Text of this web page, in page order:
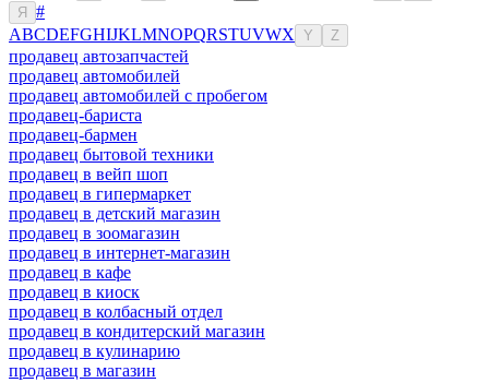
Я
#
ABCDEFGHIJKLMNOPQRSTUVWX Y Z
продавец автозапчастей
продавец автомобилей
продавец автомобилей с пробегом
продавец-бариста
продавец-бармен
продавец бытовой техники
продавец в вейп шоп
продавец в гипермаркет
продавец в детский магазин
продавец в зоомагазин
продавец в интернет-магазин
продавец в кафе
продавец в киоск
продавец в колбасный отдел
продавец в кондитерский магазин
продавец в кулинарию
продавец в магазин